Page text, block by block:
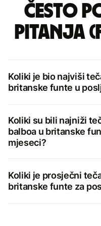
Često
pitanja
Koliki je bio najviši
britanske funte u
Koliki su bili najniži
balboa u britanske
mjeseci?
Koliki je prosječni
britanske funte za